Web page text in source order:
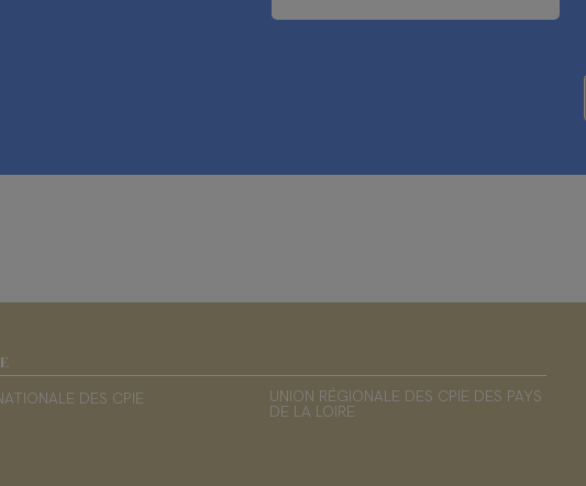
DES CPIE UNION RÉGIONALE DES CPIE DES PAYS
DE LA LOIRE